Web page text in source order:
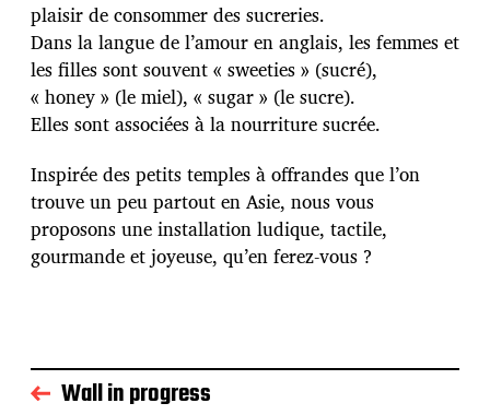
plaisir de consommer des sucreries.
Dans la langue de l’amour en anglais, les femmes et
les filles sont souvent « sweeties » (sucré),
« honey » (le miel), « sugar » (le sucre).
Elles sont associées à la nourriture sucrée.
Inspirée des petits temples à offrandes que l’on
trouve un peu partout en Asie, nous vous
proposons une installation ludique, tactile,
gourmande et joyeuse, qu’en ferez-vous ?
Wall in progress